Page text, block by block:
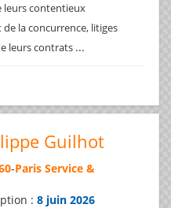
leurs contentieux
la concurrence, litiges
leurs contrats ...
Guilhot
-Paris Service &
: 8 juin 2026